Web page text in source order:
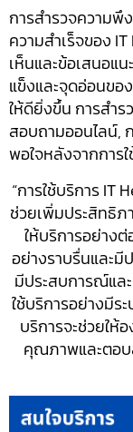
การสำรวจความพึ
ความสำเร็จของ
เห็นและข้อเสนอแ
แข็งและจุดอ่อนขอ
ให้ดียิ่งขึ้น การสำ
สอบถามออนไลน์,
พอใจหลังจากการ
“การใช้บริการ IT
ช่วยเพิ่มประสิทธิภ
ให้บริการอย่างต่
อย่างราบรื่นและมี
มีประสบการณ์แล
ใช้บริการอย่างมีร
บริการจะช่วยให้
คุณภาพและตอบ